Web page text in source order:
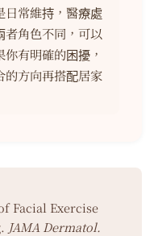
日常維持，醫療處
者角色不同，可以
有明確的困擾，
的方向再搭配居家
Facial Exercise
JAMA Dermatol.